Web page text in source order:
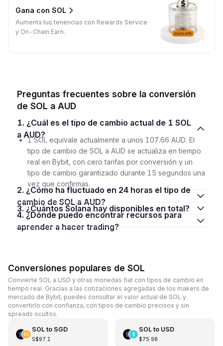
Gana con SOL
Aumenta tus tenencias con Rewards Service
y On-Chain Earn.
Preguntas frecuentes sobre la conversión
de SOL a AUD
1. ¿Cuál es el tipo de cambio actual de 1 SOL
a AUD?
1 SOL equivale actualmente a unos 107.66 AUD. El
tipo de cambio de SOL a AUD se actualiza en tiempo
real en Bybit, con cero tarifas por conversión y un
tipo de cambio garantizado durante 15 segundos una
vez que confirmas.
2. ¿Cómo ha fluctuado en 24 horas el tipo de
cambio de SOL a AUD?
3. ¿Cuántos Solana hay disponibles en total?
4. ¿Dónde puedo encontrar recursos para
aprender a hacer trading?
Conversiones populares de SOL
Convierte SOL a USD y otras monedas fiat con tipos de cambio en
tiempo real. Gracias a las cotizaciones agregadas de los makers de
mercado de Bybit, puedes consultar el valor actual de SOL y
convertirlo con confianza, con tipos de cambio precisos y sin
spreads ocultos.
SOLto SGD
S$97.1
SOLto USD
$75.98